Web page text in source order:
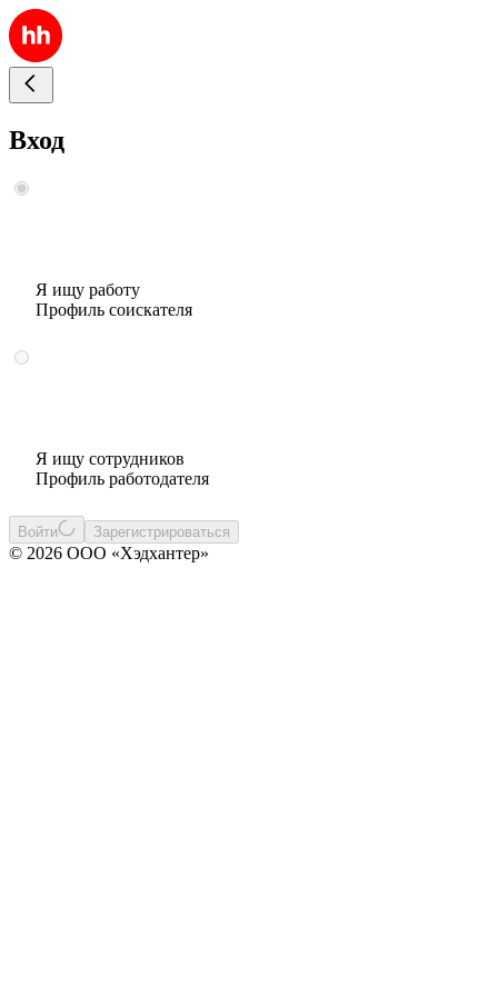
Вход
Я ищу работу
Профиль соискателя
Я ищу сотрудников
Профиль работодателя
Войти Зарегистрироваться
© 2026 ООО «Хэдхантер»